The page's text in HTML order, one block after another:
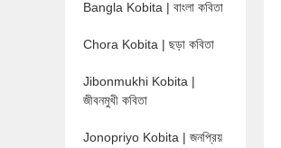
Bangla Kobita | বাংলা কবিতা
Chora Kobita | ছড়া কবিতা
Jibonmukhi Kobita |
জীবনমুখী কবিতা
Jonopriyo Kobita | জনপ্রিয়